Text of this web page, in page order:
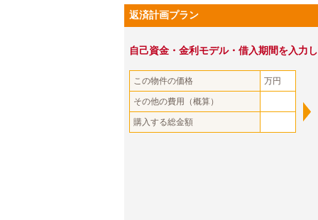
返済計画プラン
自己資金・金利モデル・借入期間を入力
この物件の価格 万円
その他の費用（概算）
購入する総金額